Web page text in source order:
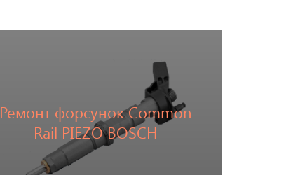
Ремонт форсунок Common
Rail PIEZO BOSCH
Перейти